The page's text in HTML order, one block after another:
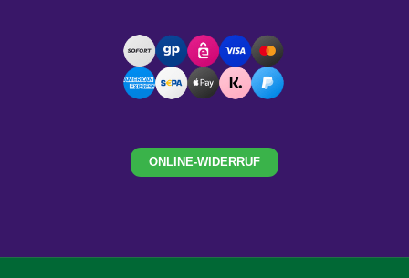
ONLINE-WIDERRUF